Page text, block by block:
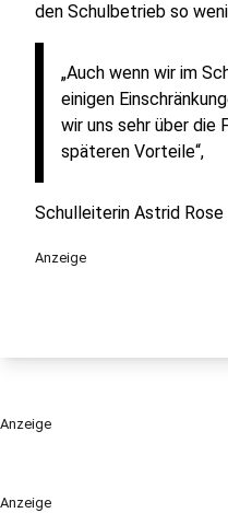
Anzeige
den Schulbetrieb so
„Auch wenn wir im
einigen
wir uns sehr über die
späteren Vorteile“,
Schulleiterin Astrid Rose
Anzeige
Anzeige